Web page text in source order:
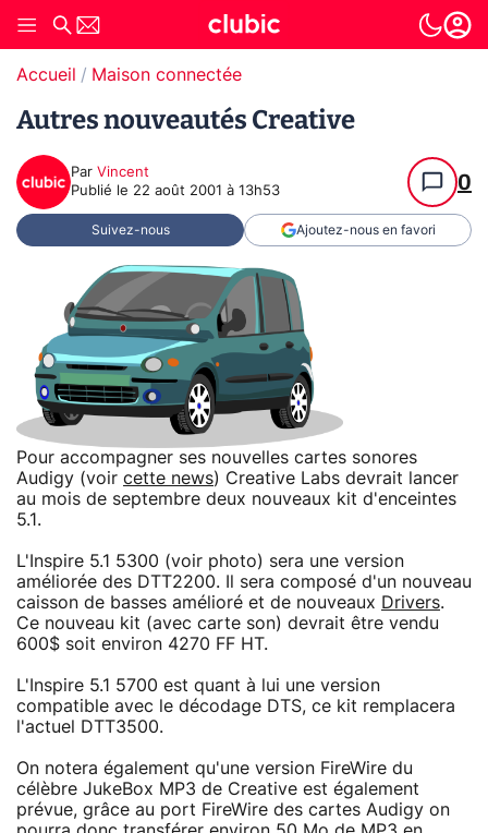
Accueil Maison connectée
Autres nouveautés Creative
Par Vincent
Publié le 22 août 2001 à 13h53 0
Suivez-nous Ajoutez-nous en favori
Pour accompagner ses nouvelles cartes sonores
Audigy (voir cette news) Creative Labs devrait lancer
au mois de septembre deux nouveaux kit d'enceintes
5.1.
L'Inspire 5.1 5300 (voir photo) sera une version
améliorée des DTT2200. Il sera composé d'un nouveau
caisson de basses amélioré et de nouveaux Drivers.
Ce nouveau kit (avec carte son) devrait être vendu
600$ soit environ 4270 FF HT.
L'Inspire 5.1 5700 est quant à lui une version
compatible avec le décodage DTS, ce kit remplacera
l'actuel DTT3500.
On notera également qu'une version FireWire du
célèbre JukeBox MP3 de Creative est également
prévue, grâce au port FireWire des cartes Audigy on